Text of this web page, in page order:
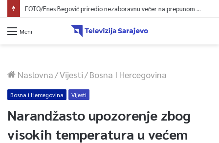
FOTO/Enes Begović priredio nezaboravnu večer na prepunom trgu na Ilidži
Meni
Naslovna/Vijesti/Bosna I Hercegovina
Bosna i Hercegovina Vijesti
Narandžasto upozorenje zbog
visokih temperatura u većem